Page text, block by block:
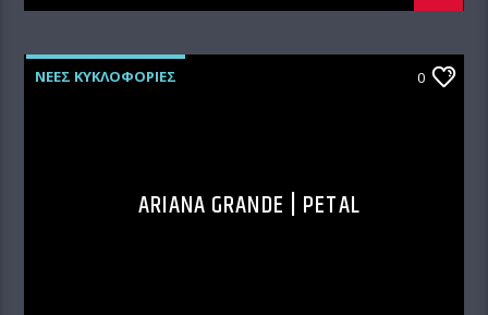
ΝΕΕΣ ΚΥΚΛΟΦΟΡΙΕΣ 0
ARIANA GRANDE | PETAL